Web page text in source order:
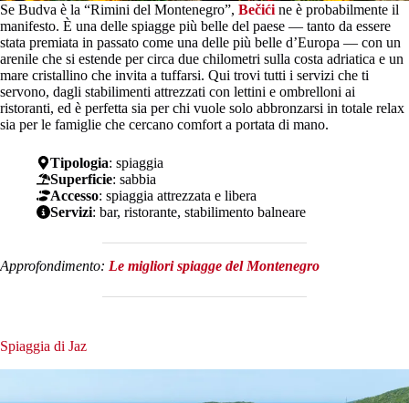
Se Budva è la “Rimini del Montenegro”, Bečići ne è probabilmente il
manifesto. È una delle spiagge più belle del paese — tanto da essere
stata premiata in passato come una delle più belle d’Europa — con un
arenile che si estende per circa due chilometri sulla costa adriatica e un
mare cristallino che invita a tuffarsi. Qui trovi tutti i servizi che ti
servono, dagli stabilimenti attrezzati con lettini e ombrelloni ai
ristoranti, ed è perfetta sia per chi vuole solo abbronzarsi in totale relax
sia per le famiglie che cercano comfort a portata di mano.
Tipologia: spiaggia
Superficie: sabbia
Accesso: spiaggia attrezzata e libera
Servizi: bar, ristorante, stabilimento balneare
Approfondimento: Le migliori spiagge del Montenegro
Spiaggia di Jaz